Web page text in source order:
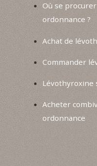
Où se
ordonnance ?
Achat de
Commander
Lévothyroxine
Acheter
ordonnance